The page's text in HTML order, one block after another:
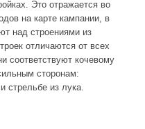
Это отражается во
на карте кампании, в
над строениями из
отличаются от всех
соответствуют кочевому
сторонам:
стрельбе из лука.